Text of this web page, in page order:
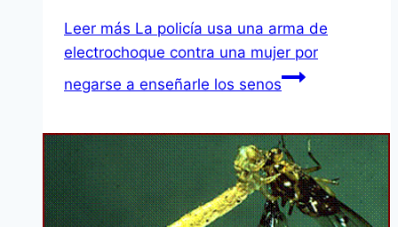
Leer más La policía usa una arma de
electrochoque contra una mujer por
negarse a enseñarle los senos